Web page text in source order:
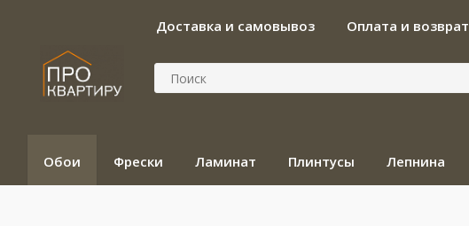
Доставка и самовывоз Оплата и возврат
Обои Фрески Ламинат Плинтусы Лепнина